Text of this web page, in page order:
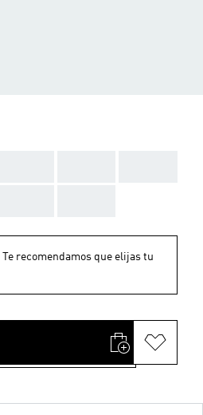
Te recomendamos que elijas tu